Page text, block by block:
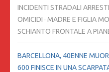
INCIDENTI STRADALI
OMICIDI · MADRE E FIGLIA
SCHIANTO FRONTALE A
BARCELLONA, 40ENNE
600 FINISCE IN UNA